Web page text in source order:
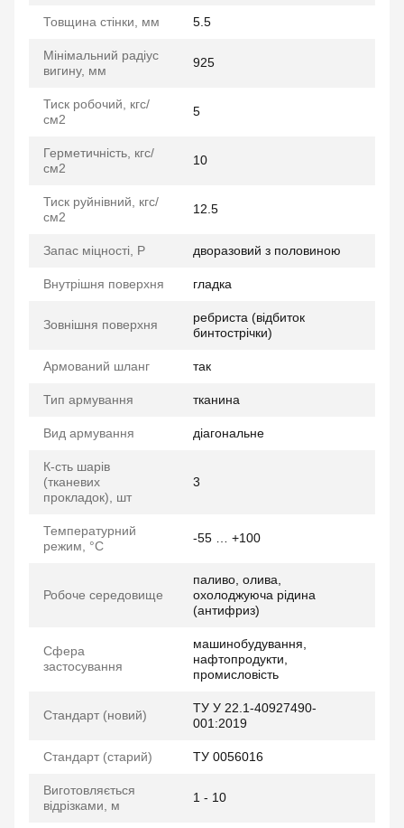
Товщина стінки, мм 5.5
Мінімальний радіус
вигину, мм
925
Тиск робочий, кгс/
см2
5
Герметичність, кгс/
см2
10
Тиск руйнівний, кгс/
см2
12.5
Запас міцності, P дворазовий з половиною
Внутрішня поверхня гладка
Зовнішня поверхня
ребриста (відбиток
бинтострічки)
Армований шланг так
Тип армування тканина
Вид армування діагональне
К-сть шарів
(тканевих
прокладок), шт
3
Температурний
режим, °C
-55 … +100
Робоче середовище
паливо, олива,
охолоджуюча рідина
(антифриз)
Сфера
застосування
машинобудування,
нафтопродукти,
промисловість
Стандарт (новий)
ТУ У 22.1-40927490-
001:2019
Стандарт (старий) ТУ 0056016
Виготовляється
відрізками, м
1 - 10